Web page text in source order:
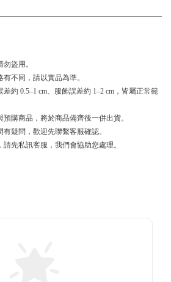
盜用。
不同，請以實品為準。
約 0.5–1 cm、服飾誤差約 1–2 cm，皆屬正常範
購商品，將於商品備齊後一併出貨。
疑問，歡迎先聯繫客服確認。
先私訊客服，我們會協助您處理。